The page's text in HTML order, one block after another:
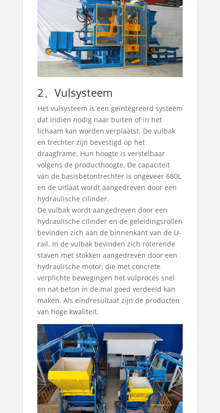
2、Vulsysteem
Het vulsysteem is een geïntegreerd systeem
dat indien nodig naar buiten of in het
lichaam kan worden verplaatst. De vulbak
en trechter zijn bevestigd op het
draagframe. Hun hoogte is verstelbaar
volgens de producthoogte. De capaciteit
van de basisbetontrechter is ongeveer 680L
en de uitlaat wordt aangedreven door een
hydraulische cilinder.
De vulbak wordt aangedreven door een
hydraulische cilinder en de geleidingsrollen
bevinden zich aan de binnenkant van de U-
rail. In de vulbak bevinden zich roterende
staven met stokken aangedreven door een
hydraulische motor, die met concrete
verplichte bewegingen het vulproces snel
en nat beton in de mal goed verdeeld kan
maken. Als eindresultaat zijn de producten
van hoge kwaliteit.